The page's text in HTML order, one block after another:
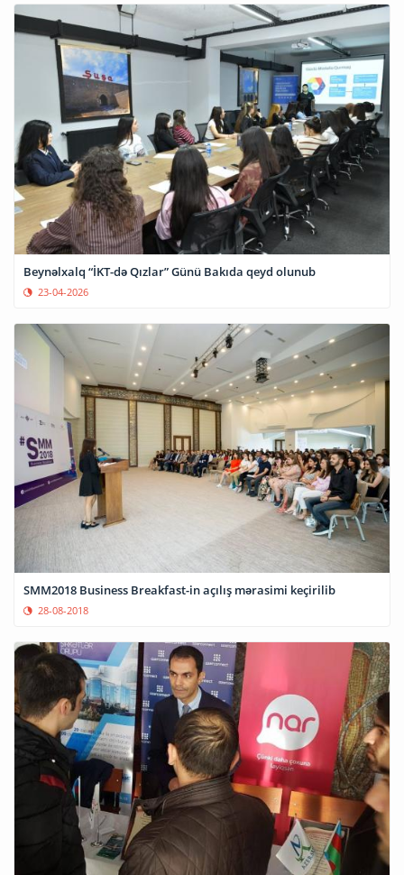
Beynəlxalq “İKT-də Qızlar” Günü Bakıda qeyd olunub
23-04-2026
SMM2018 Business Breakfast-in açılış mərasimi keçirilib
28-08-2018